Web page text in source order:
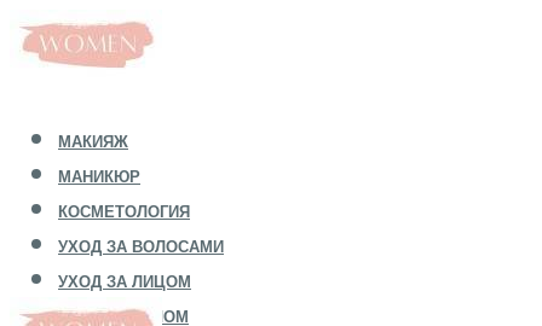
МАКИЯЖ
МАНИКЮР
КОСМЕТОЛОГИЯ
УХОД ЗА ВОЛОСАМИ
УХОД ЗА ЛИЦОМ
УХОД ЗА ТЕЛОМ